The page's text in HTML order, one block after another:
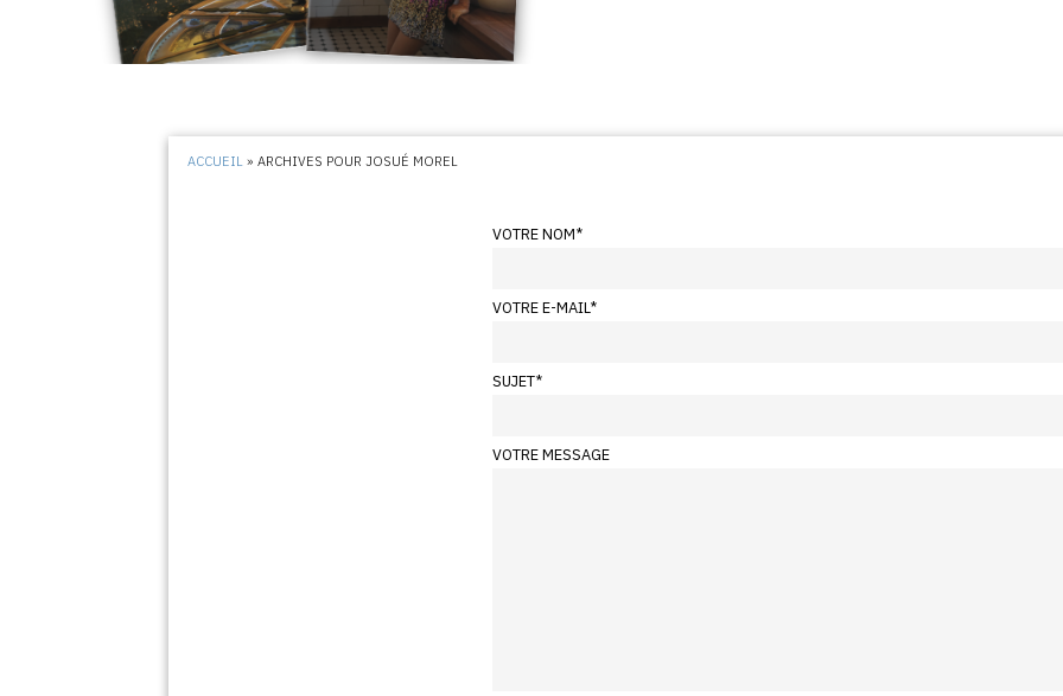
ACCUEIL »ARCHIVES POUR JOSUÉ MOREL
VOTRE NOM*
VOTRE E-MAIL*
SUJET*
VOTRE MESSAGE